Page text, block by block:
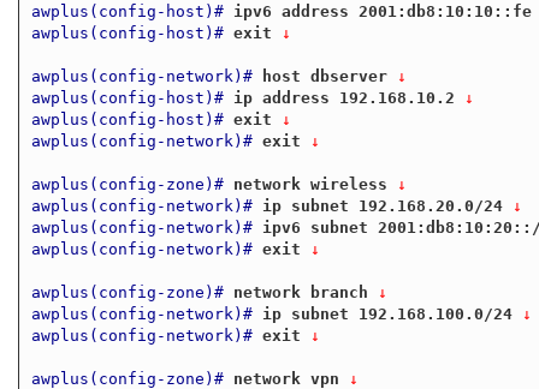
awplus(config-host)#
ipv6 address 2001:db8:10:10::fe
awplus(config-host)# exit ↓
awplus(config-network)# host dbserver ↓
awplus(config-host)#
ip address 192.168.10.2 ↓
awplus(config-host)# exit ↓
awplus(config-network)# exit ↓
awplus(config-zone)# network wireless ↓
awplus(config-network)#
ip subnet 192.168.20.0/24 ↓
awplus(config-network)#
ipv6 subnet
awplus(config-network)# exit ↓
awplus(config-zone)# network branch ↓
awplus(config-network)#
ip subnet 192.168.100.0/24 ↓
awplus(config-network)# exit ↓
awplus(config-zone)# network vpn ↓